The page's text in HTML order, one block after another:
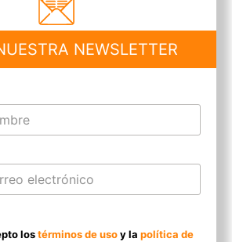
NEWSLETTER
lostérminos de usoy la política de